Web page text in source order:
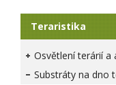
Teraristika
Osvětlení terárií a
Substráty na dno